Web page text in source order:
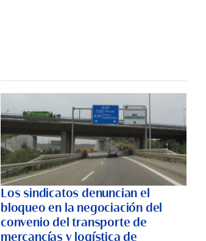
Los sindicatos denuncian el
bloqueo en la negociación del
convenio del transporte de
mercancías y logística de